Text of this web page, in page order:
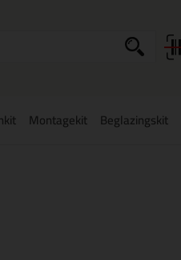
Montagekit Beglazingskit